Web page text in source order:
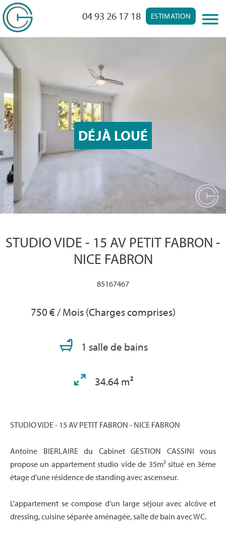
ESTIMATION
04 93 26 17 18
DÉJÀ LOUÉ
STUDIO VIDE - 15 AV PETIT FABRON -
NICE FABRON
85167467
750 € / Mois (Charges comprises)
1 salle de bains
34.64 m²
STUDIO VIDE - 15 AV PETIT FABRON - NICE FABRON
Antoine BIERLAIRE du Cabinet GESTION CASSINI vous
propose un appartement studio vide de 35m² situé en 3ème
étage d'une résidence de standing avec ascenseur.
L'appartement se compose d'un large séjour avec alcôve et
dressing, cuisine séparée aménagée, salle de bain avec WC.